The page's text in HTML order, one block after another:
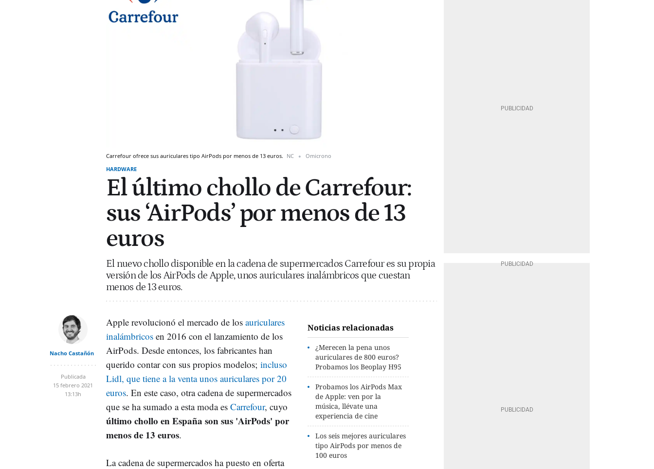
Carrefour ofrece sus auriculares tipo AirPods por menos de 13 euros. NC
Omicrono
HARDWARE
El último chollo de Carrefour:
sus ‘AirPods’ por menos de 13
euros
El nuevo chollo disponible en la cadena de supermercados Carrefour es su propia
versión de los AirPods de Apple, unos auriculares inalámbricos que cuestan
menos de 13 euros.
Nacho Castañón
Publicada
15 febrero 2021
13:13h
Noticias relacionadas
¿Merecen la pena unos
auriculares de 800 euros?
Probamos los Beoplay H95
Probamos los AirPods Max
de Apple: ven por la
música, llévate una
experiencia de cine
Los seis mejores auriculares
tipo AirPods por menos de
100 euros
Apple revolucionó el mercado de los auriculares
inalámbricos en 2016 con el lanzamiento de los
AirPods. Desde entonces, los fabricantes han
querido contar con sus propios modelos; incluso
Lidl, que tiene a la venta unos auriculares por 20
euros. En este caso, otra cadena de supermercados
que se ha sumado a esta moda es Carrefour, cuyo
último chollo en España son sus 'AirPods' por
menos de 13 euros.
La cadena de supermercados ha puesto en oferta